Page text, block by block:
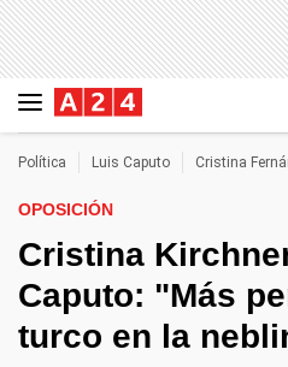
Política Luis Caputo Cristina
OPOSICIÓN
Cristina
Caputo: "Más
turco en la